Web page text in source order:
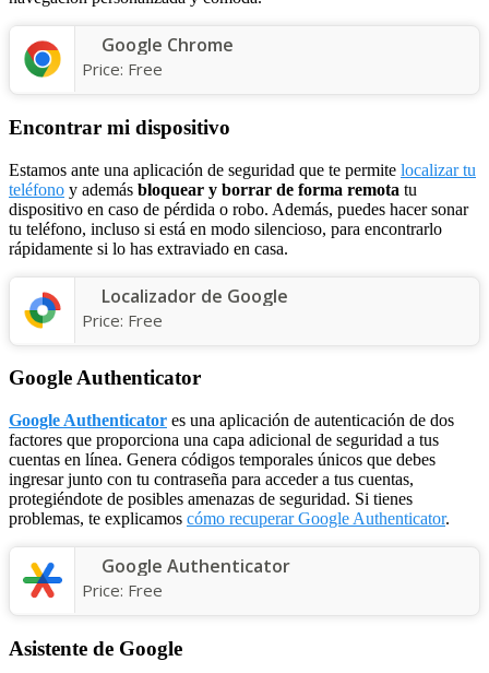
Google Chrome
Price: Free
Encontrar mi dispositivo
Estamos ante una aplicación de seguridad que te permite localizar tu
teléfono y además bloquear y borrar de forma remota tu
dispositivo en caso de pérdida o robo. Además, puedes hacer sonar
tu teléfono, incluso si está en modo silencioso, para encontrarlo
rápidamente si lo has extraviado en casa.
Localizador de Google
Price: Free
Google Authenticator
Google Authenticator es una aplicación de autenticación de dos
factores que proporciona una capa adicional de seguridad a tus
cuentas en línea. Genera códigos temporales únicos que debes
ingresar junto con tu contraseña para acceder a tus cuentas,
protegiéndote de posibles amenazas de seguridad. Si tienes
problemas, te explicamos cómo recuperar Google Authenticator.
Google Authenticator
Price: Free
Asistente de Google